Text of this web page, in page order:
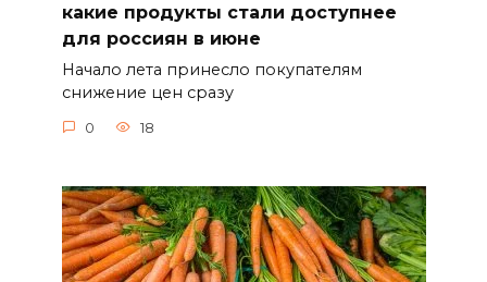
какие продукты стали доступнее
для россиян в июне
Начало лета принесло покупателям
снижение цен сразу
0 18